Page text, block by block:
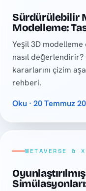
Sürdürülebilir
Modelleme:
Yeşil 3D modelleme
nasıl değerlendirir?
kararlarını çizim
rehberi.
Oku · 20 Temmuz
METAVERSE &